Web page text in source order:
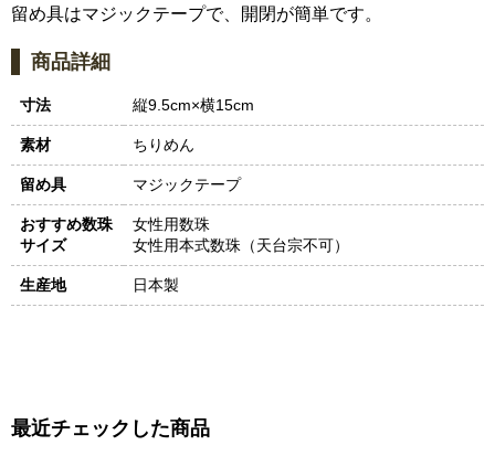
留め具はマジックテープで、開閉が簡単です。
商品詳細
寸法 縦9.5cm×横15cm
素材 ちりめん
留め具 マジックテープ
おすすめ数珠
サイズ
女性用数珠
女性用本式数珠（天台宗不可）
生産地 日本製
最近チェックした商品